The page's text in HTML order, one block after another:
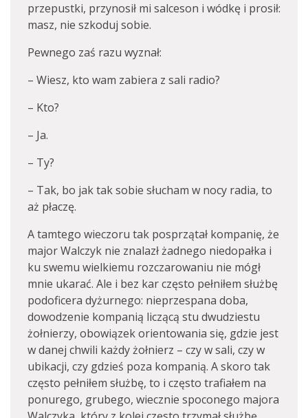
przepustki, przynosił mi salceson i wódkę i prosił:
masz, nie szkoduj sobie.
Pewnego zaś razu wyznał:
– Wiesz, kto wam zabiera z sali radio?
– Kto?
– Ja.
– Ty?
– Tak, bo jak tak sobie słucham w nocy radia, to
aż płaczę.
A tamtego wieczoru tak posprzątał kompanię, że
major Walczyk nie znalazł żadnego niedopałka i
ku swemu wielkiemu rozczarowaniu nie mógł
mnie ukarać. Ale i bez kar często pełniłem służbę
podoficera dyżurnego: nieprzespana doba,
dowodzenie kompanią liczącą stu dwudziestu
żołnierzy, obowiązek orientowania się, gdzie jest
w danej chwili każdy żołnierz – czy w sali, czy w
ubikacji, czy gdzieś poza kompanią. A skoro tak
często pełniłem służbę, to i często trafiałem na
ponurego, grubego, wiecznie spoconego majora